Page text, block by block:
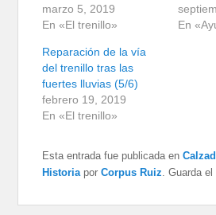
marzo 5, 2019
En «El trenillo»
En
Reparación de la vía
del trenillo tras las
fuertes lluvias (5/6)
febrero 19, 2019
En «El trenillo»
Esta entrada fue publicada en
Historia porCorpus Ruiz . Guarda el